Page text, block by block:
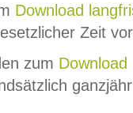
Download
Zeit
zum Download